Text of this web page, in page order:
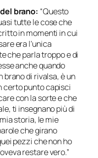
brano: “Questo
tutte le cose che
in momenti in cui
era l’unica
che parla troppo e di
anche quando
di rivalsa, è un
certo punto capisci
con la sorte e che
ti insegnano più di
storia, le mie
che girano
pezzi che non ho
restare vero.”